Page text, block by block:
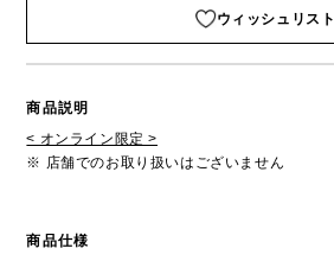
ウィッシュリスト
商品説明
< オンライン限定 >
※ 店舗でのお取り扱いはございません
商品仕様